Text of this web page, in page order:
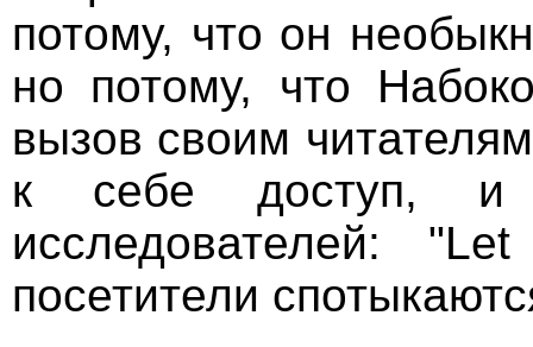
потому, что он
но потому, что
вызов своим
к себе доступ, и
исследователей:
посетители